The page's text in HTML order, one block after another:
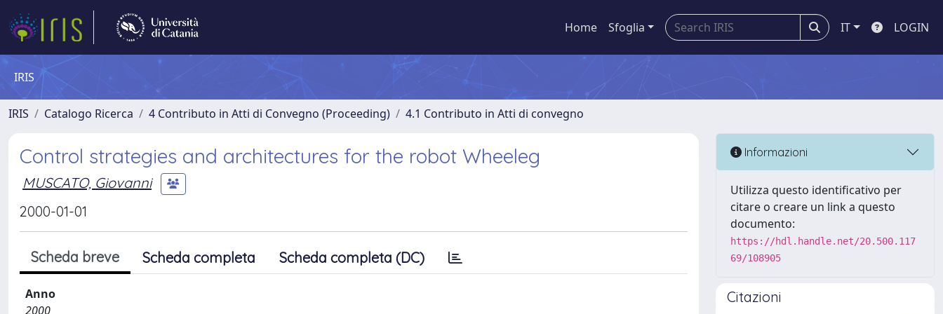
Home Sfoglia IT LOGIN
IRIS
IRIS Catalogo Ricerca 4 Contributo in Atti di Convegno (Proceeding) 4.1 Contributo in Atti di convegno
Control strategies and architectures for the robot Wheeleg
MUSCATO, Giovanni
2000-01-01
Scheda breve Scheda completa Scheda completa (DC)
Anno
2000
Informazioni
Utilizza questo identificativo per
citare o creare un link a questo
documento:
https://hdl.handle.net/20.500.117
69/108905
Citazioni